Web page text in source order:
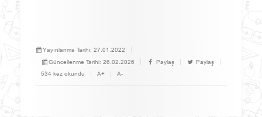
Yayınlanma Tarihi: 27.01.2022
Güncellenme Tarihi: 26.02.2026 Paylaş
Paylaş
534 kez okundu
A+ A-